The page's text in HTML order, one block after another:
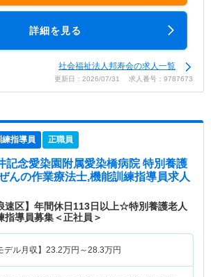
詳細を見る
社会福祉法人邦寿会の求人一覧
更新日：2026/07/31 求人番号：9787673
指導員 正職員
記念愛染園附属愛染橋病院 特別養護
んの作業療法士,機能訓練指導員求人
速区】年間休日113日以上☆特別養護老人
指導員募集＜正社員＞
デル月収】 23.2万円～28.3万円